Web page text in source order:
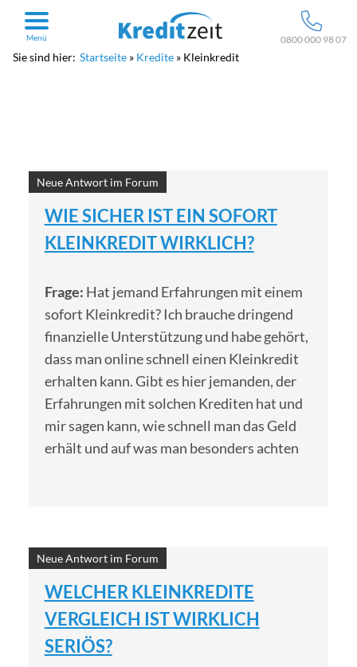
Menü 0800 000 98 07
Sie sind hier: Startseite Kredite Kleinkredit
Neue Antwort im Forum
WIE SICHER IST EIN SOFORT
KLEINKREDIT WIRKLICH?
Frage: Hat jemand Erfahrungen mit einem
sofort Kleinkredit? Ich brauche dringend
finanzielle Unterstützung und habe gehört,
dass man online schnell einen Kleinkredit
erhalten kann. Gibt es hier jemanden, der
Erfahrungen mit solchen Krediten hat und
mir sagen kann, wie schnell man das Geld
erhält und auf was man besonders achten
Neue Antwort im Forum
WELCHER KLEINKREDITE
VERGLEICH IST WIRKLICH
SERIÖS?